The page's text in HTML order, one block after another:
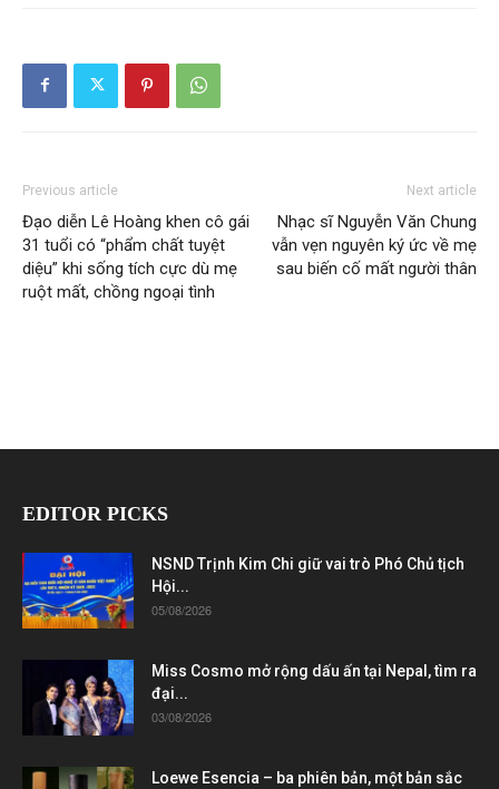
Previous article
Đạo diễn Lê Hoàng khen cô gái
31 tuổi có “phẩm chất tuyệt
diệu” khi sống tích cực dù mẹ
ruột mất, chồng ngoại tình
Next article
Nhạc sĩ Nguyễn Văn Chung
vẫn vẹn nguyên ký ức về mẹ
sau biến cố mất người thân
EDITOR PICKS
NSND Trịnh Kim Chi giữ vai trò Phó Chủ tịch
Hội...
05/08/2026
Miss Cosmo mở rộng dấu ấn tại Nepal, tìm ra
đại...
03/08/2026
Loewe Esencia – ba phiên bản, một bản sắc